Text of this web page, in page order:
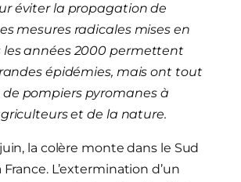
éviter la propagation de
mesures radicales mises en
les années 2000 permettent
épidémies, mais ont tout
de pompiers pyromanes à
et de la nature.
la colère monte dans le Sud
L’extermination d’un